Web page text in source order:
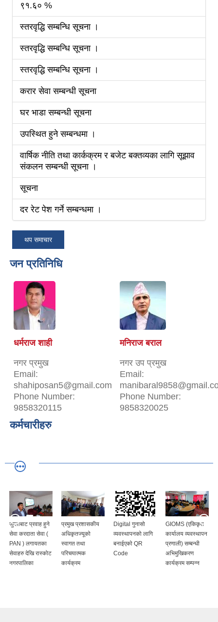
९१.६० %
स्तरवृद्धि सम्बन्धि सूचना ।
स्तरवृद्धि सम्बन्धि सूचना ।
स्तरवृद्धि सम्बन्धि सूचना ।
करार सेवा सम्बन्धी सूचना
घर भाडा सम्बन्धी सूचना
उपस्थित हुने सम्बन्धमा ।
वार्षिक नीति तथा कार्कक्रम र बजेट बक्तव्यका लागि सूझाव
संकलन सम्बन्धी सूचना ।
सूचना
दर रेट पेश गर्ने सम्बन्धमा ।
थप समाचार
जन प्रतिनिधि
धर्मराज शाही
नगर प्रमुख
Email:
shahiposan5@gmail.com
Phone Number:
9858320115
मनिराज बराल
नगर उप प्रमुख
Email:
Phone Number:
9858320025
कर्मचारीहरु
जुम्लाबाट प्रवाह हुने
सेवा करदाता सेवा (
PAN ) लगायतका
सेवाहरु देखि रास्कोट
नगरपालिका
प्रमुख प्रशासकीय
अधिकृतज्यूको
स्वागत तथा
परिचयात्मक
कार्यक्रम
Digital गुनासो
व्यवस्थापनको लागि
बनाईएको QR
Code
GIOMS (एकिकृत
कार्यालय व्यवस्थापन
प्रणाली) सम्बन्धी
अभिमुखिकरण
कार्यक्रम सम्पन्न